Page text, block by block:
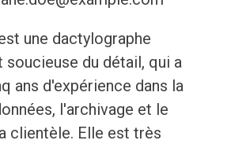
une dactylographe
du détail, qui a
ans d'expérience dans la
l'archivage et le
clientèle. Elle est très